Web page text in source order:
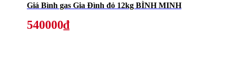
Giá Bình gas Gia Đình đỏ 12kg BÌNH MINH
540000₫